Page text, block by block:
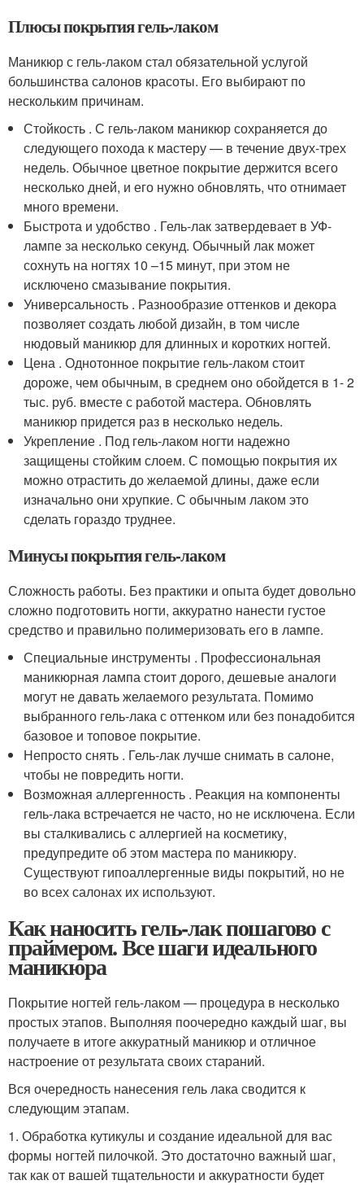
Плюсы покрытия гель-лаком
Маникюр с гель-лаком стал обязательной услугой
большинства салонов красоты. Его выбирают по
нескольким причинам.
Стойкость . С гель-лаком маникюр сохраняется до
следующего похода к мастеру — в течение двух-трех
недель. Обычное цветное покрытие держится всего
несколько дней, и его нужно обновлять, что отнимает
много времени.
Быстрота и удобство . Гель-лак затвердевает в УФ-
лампе за несколько секунд. Обычный лак может
сохнуть на ногтях 10 –15 минут, при этом не
исключено смазывание покрытия.
Универсальность . Разнообразие оттенков и декора
позволяет создать любой дизайн, в том числе
нюдовый маникюр для длинных и коротких ногтей.
Цена . Однотонное покрытие гель-лаком стоит
дороже, чем обычным, в среднем оно обойдется в 1- 2
тыс. руб. вместе с работой мастера. Обновлять
маникюр придется раз в несколько недель.
Укрепление . Под гель-лаком ногти надежно
защищены стойким слоем. С помощью покрытия их
можно отрастить до желаемой длины, даже если
изначально они хрупкие. С обычным лаком это
сделать гораздо труднее.
Минусы покрытия гель-лаком
Сложность работы. Без практики и опыта будет довольно
сложно подготовить ногти, аккуратно нанести густое
средство и правильно полимеризовать его в лампе.
Специальные инструменты . Профессиональная
маникюрная лампа стоит дорого, дешевые аналоги
могут не давать желаемого результата. Помимо
выбранного гель-лака с оттенком или без понадобится
базовое и топовое покрытие.
Непросто снять . Гель-лак лучше снимать в салоне,
чтобы не повредить ногти.
Возможная аллергенность . Реакция на компоненты
гель-лака встречается не часто, но не исключена. Если
вы сталкивались с аллергией на косметику,
предупредите об этом мастера по маникюру.
Существуют гипоаллергенные виды покрытий, но не
во всех салонах их используют.
Как наносить гель-лак пошагово с
праймером. Все шаги идеального
маникюра
Покрытие ногтей гель-лаком — процедура в несколько
простых этапов. Выполняя поочередно каждый шаг, вы
получаете в итоге аккуратный маникюр и отличное
настроение от результата своих стараний.
Вся очередность нанесения гель лака сводится к
следующим этапам.
1. Обработка кутикулы и создание идеальной для вас
формы ногтей пилочкой. Это достаточно важный шаг,
так как от вашей тщательности и аккуратности будет